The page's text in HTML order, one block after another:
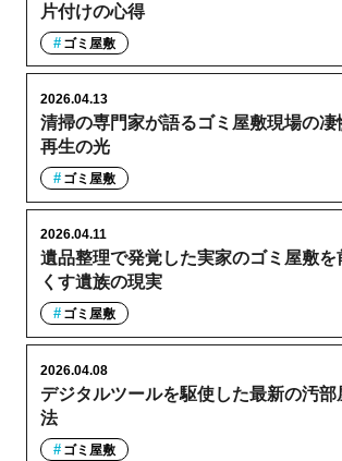
片付けの心得
ゴミ屋敷
清掃の専門家が語るゴミ屋敷現場の凄
再生の光
2026.04.13
ゴミ屋敷
遺品整理で発覚した実家のゴミ屋敷を
くす遺族の現実
2026.04.11
ゴミ屋敷
デジタルツールを駆使した最新の汚部
法
2026.04.08
ゴミ屋敷